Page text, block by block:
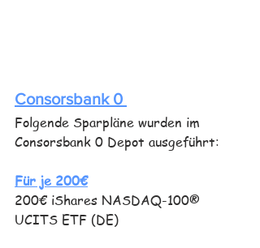
Consorsbank 0
Folgende Sparpläne wurden im
Consorsbank 0 Depot ausgeführt:
Für je 200€
200€ iShares NASDAQ-100®
UCITS ETF (DE)